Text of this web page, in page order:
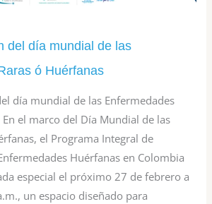
del día mundial de las
ó Huérfanas
día mundial de las Enfermedades
En el marco del Día Mundial de las
el Programa Integral de
Huérfanas en Colombia
especial el próximo 27 de febrero a
un espacio diseñado para